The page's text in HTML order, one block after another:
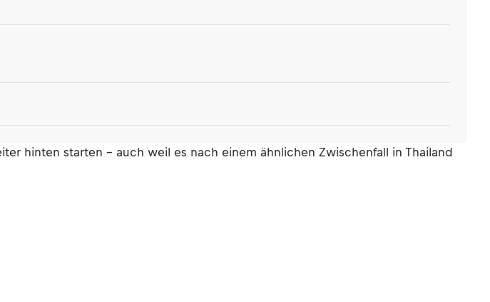
hinten starten – auch weil es nach einem ähnlichen Zwischenfall in Thailand